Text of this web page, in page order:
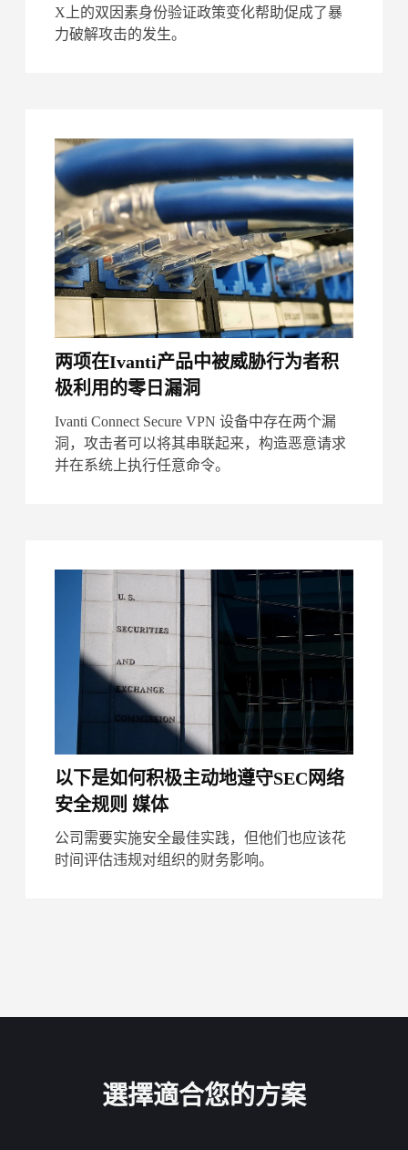
X上的双因素身份验证政策变化帮助促成了暴
力破解攻击的发生。
两项在Ivanti产品中被威胁行为者积
极利用的零日漏洞
Ivanti Connect Secure VPN 设备中存在两个漏
洞，攻击者可以将其串联起来，构造恶意请求
并在系统上执行任意命令。
以下是如何积极主动地遵守SEC网络
安全规则 媒体
公司需要实施安全最佳实践，但他们也应该花
时间评估违规对组织的财务影响。
選擇適合您的方案